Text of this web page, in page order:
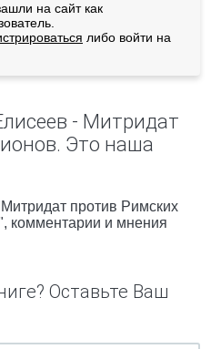
на сайт как
либо войти на
- Митридат
Это наша
против Римских
комментарии и мнения
Оставьте Ваш